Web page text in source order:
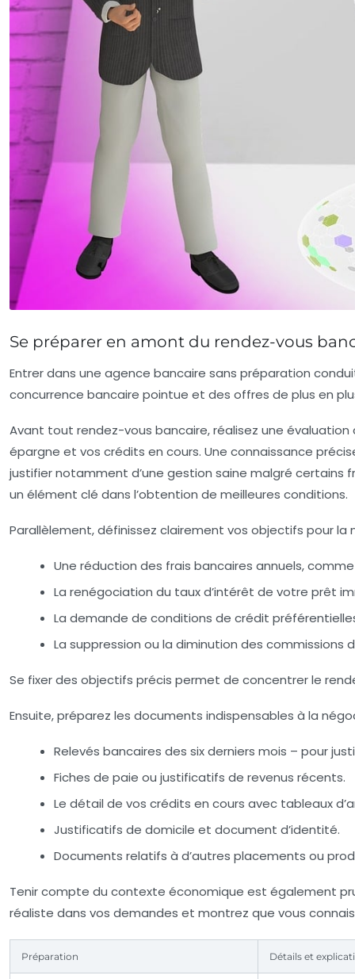
Se préparer en amont du rendez-vous
Entrer dans une agence bancaire sans préparation
concurrence bancaire pointue et des offres de plus en
Avant tout rendez-vous bancaire, réalisez une
épargne et vos crédits en cours. Une connaissance
justifier notamment d’une gestion saine malgré
un élément clé dans l’obtention de meilleures conditions.
Parallèlement, définissez clairement vos objectifs pour
Une réduction des frais bancaires annuels,
La renégociation du taux d’intérêt de votre prêt
La demande de conditions de crédit
La suppression ou la diminution des
Se fixer des objectifs précis permet de concentrer le
Ensuite, préparez les documents indispensables à la
Relevés bancaires des six derniers mois – pour
Fiches de paie ou justificatifs de revenus récents.
Le détail de vos crédits en cours avec tableaux
Justificatifs de domicile et document d’identité.
Documents relatifs à d’autres placements ou
Tenir compte du contexte économique est également
réaliste dans vos demandes et montrez que vous
Préparation Détails et